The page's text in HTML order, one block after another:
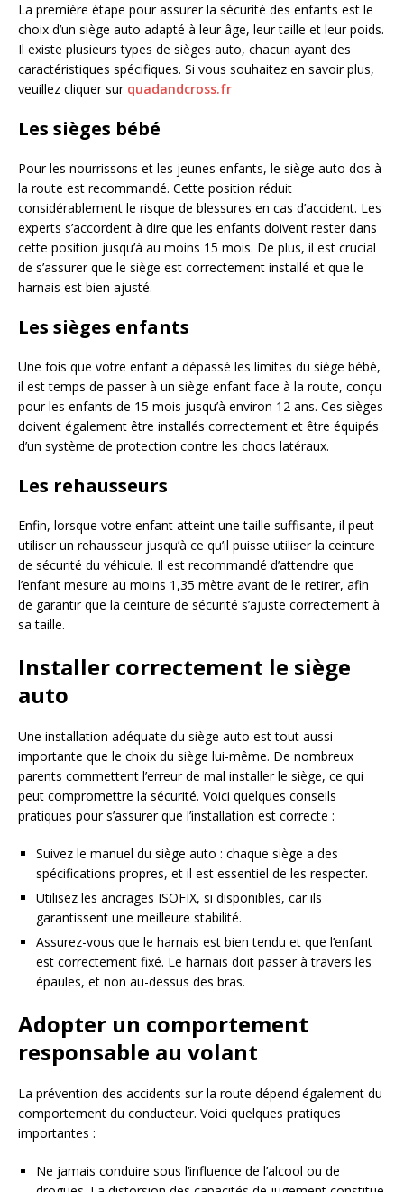
La première étape pour assurer la sécurité des enfants est le
choix d’un siège auto adapté à leur âge, leur taille et leur poids.
Il existe plusieurs types de sièges auto, chacun ayant des
caractéristiques spécifiques. Si vous souhaitez en savoir plus,
veuillez cliquer sur quadandcross.fr
Les sièges bébé
Pour les nourrissons et les jeunes enfants, le siège auto dos à
la route est recommandé. Cette position réduit
considérablement le risque de blessures en cas d’accident. Les
experts s’accordent à dire que les enfants doivent rester dans
cette position jusqu’à au moins 15 mois. De plus, il est crucial
de s’assurer que le siège est correctement installé et que le
harnais est bien ajusté.
Les sièges enfants
Une fois que votre enfant a dépassé les limites du siège bébé,
il est temps de passer à un siège enfant face à la route, conçu
pour les enfants de 15 mois jusqu’à environ 12 ans. Ces sièges
doivent également être installés correctement et être équipés
d’un système de protection contre les chocs latéraux.
Les rehausseurs
Enfin, lorsque votre enfant atteint une taille suffisante, il peut
utiliser un rehausseur jusqu’à ce qu’il puisse utiliser la ceinture
de sécurité du véhicule. Il est recommandé d’attendre que
l’enfant mesure au moins 1,35 mètre avant de le retirer, afin
de garantir que la ceinture de sécurité s’ajuste correctement à
sa taille.
Installer correctement le siège
auto
Une installation adéquate du siège auto est tout aussi
importante que le choix du siège lui-même. De nombreux
parents commettent l’erreur de mal installer le siège, ce qui
peut compromettre la sécurité. Voici quelques conseils
pratiques pour s’assurer que l’installation est correcte :
Suivez le manuel du siège auto : chaque siège a des
spécifications propres, et il est essentiel de les respecter.
Utilisez les ancrages ISOFIX, si disponibles, car ils
garantissent une meilleure stabilité.
Assurez-vous que le harnais est bien tendu et que l’enfant
est correctement fixé. Le harnais doit passer à travers les
épaules, et non au-dessus des bras.
Adopter un comportement
responsable au volant
La prévention des accidents sur la route dépend également du
comportement du conducteur. Voici quelques pratiques
importantes :
Ne jamais conduire sous l’influence de l’alcool ou de